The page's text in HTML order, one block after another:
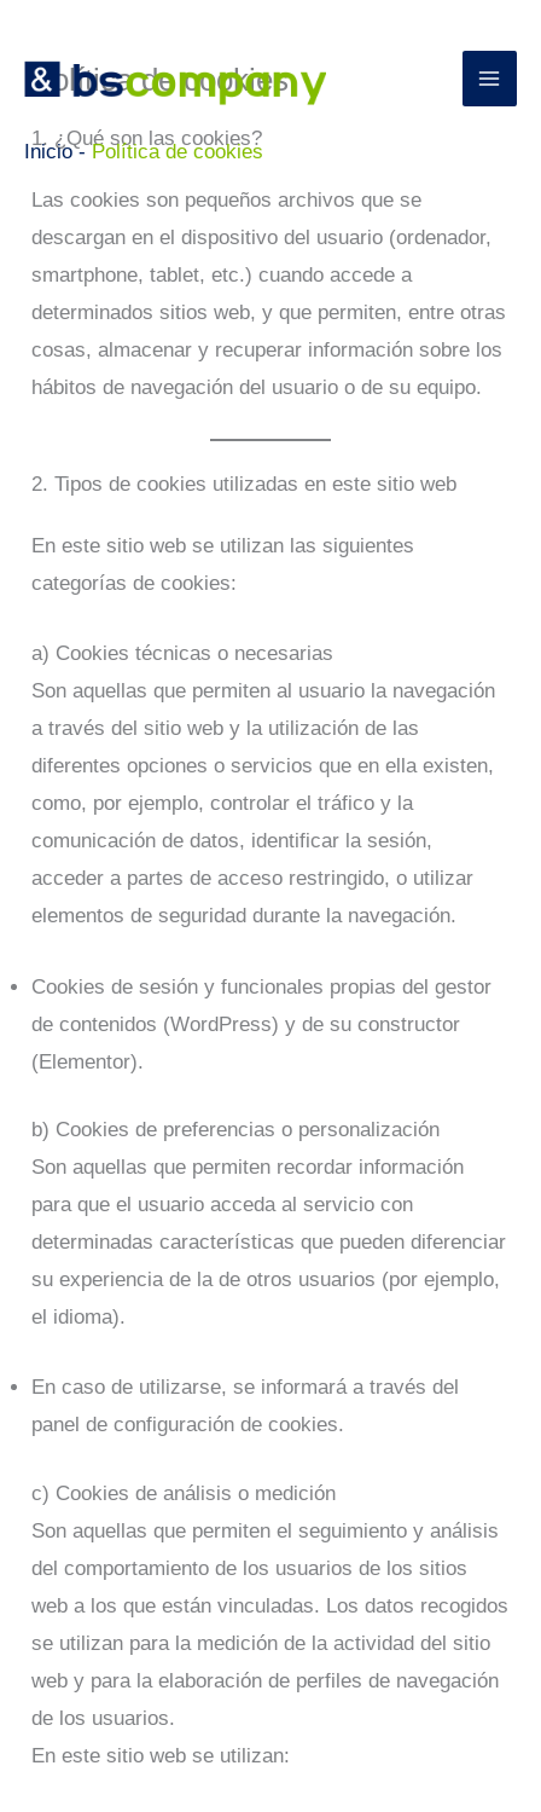
Inicio-Política de cookies
Política de cookies
1. ¿Qué son las cookies?
Las cookies son pequeños archivos que se
descargan en el dispositivo del usuario (ordenador,
smartphone, tablet, etc.) cuando accede a
determinados sitios web, y que permiten, entre otras
cosas, almacenar y recuperar información sobre los
hábitos de navegación del usuario o de su equipo.
2. Tipos de cookies utilizadas en este sitio web
En este sitio web se utilizan las siguientes
categorías de cookies:
a) Cookies técnicas o necesarias
Son aquellas que permiten al usuario la navegación
a través del sitio web y la utilización de las
diferentes opciones o servicios que en ella existen,
como, por ejemplo, controlar el tráfico y la
comunicación de datos, identificar la sesión,
acceder a partes de acceso restringido, o utilizar
elementos de seguridad durante la navegación.
Cookies de sesión y funcionales propias del gestor
de contenidos (WordPress) y de su constructor
(Elementor).
b) Cookies de preferencias o personalización
Son aquellas que permiten recordar información
para que el usuario acceda al servicio con
determinadas características que pueden diferenciar
su experiencia de la de otros usuarios (por ejemplo,
el idioma).
En caso de utilizarse, se informará a través del
panel de configuración de cookies.
c) Cookies de análisis o medición
Son aquellas que permiten el seguimiento y análisis
del comportamiento de los usuarios de los sitios
web a los que están vinculadas. Los datos recogidos
se utilizan para la medición de la actividad del sitio
web y para la elaboración de perfiles de navegación
de los usuarios.
En este sitio web se utilizan: